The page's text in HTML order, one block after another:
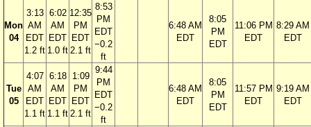
Mon
04
3:13
AM
EDT
1.2 ft
6:02
AM
EDT
1.0 ft
12:35
PM
EDT
2.1 ft
8:53
PM
EDT
−0.2
ft
6:48 AM
EDT
8:05
PM
EDT
11:06 PM
EDT
8:29 AM
EDT
Tue
05
4:07
AM
EDT
1.1 ft
6:18
AM
EDT
1.1 ft
1:09
PM
EDT
2.1 ft
9:44
PM
EDT
−0.2
ft
6:48 AM
EDT
8:05
PM
EDT
11:57 PM
EDT
9:19 AM
EDT